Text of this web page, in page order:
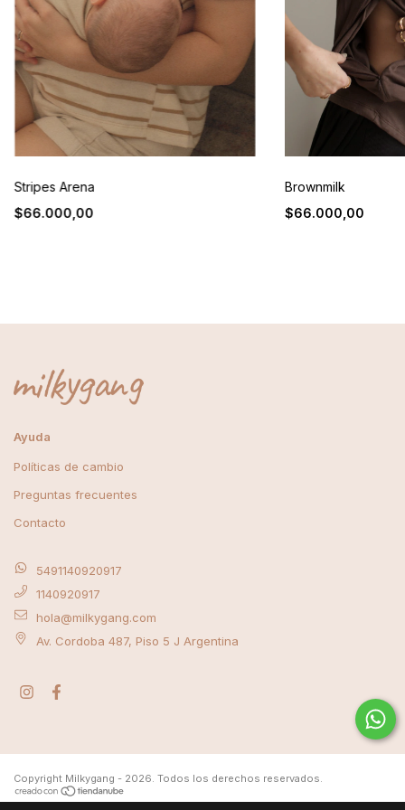
Stripes Arena
$66.000,00
Brownmilk
$66.000,00
Ayuda
Políticas de cambio
Preguntas frecuentes
Contacto
5491140920917
1140920917
hola@milkygang.com
Av. Cordoba 487, Piso 5 J Argentina
Copyright Milkygang - 2026. Todos los derechos reservados.